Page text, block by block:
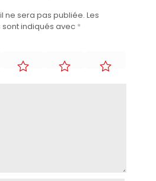
ne sera pas publiée. Les
indiqués avec *